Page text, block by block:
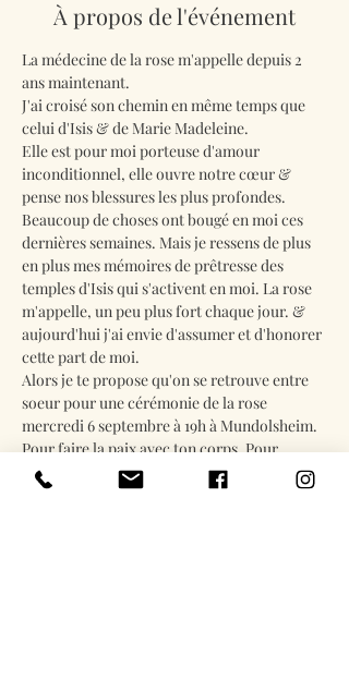
À propos de l'événement
La médecine de la rose m'appelle depuis 2
ans maintenant.
J'ai croisé son chemin en même temps que
celui d'Isis & de Marie Madeleine.
Elle est pour moi porteuse d'amour
inconditionnel, elle ouvre notre cœur &
pense nos blessures les plus profondes.
Beaucoup de choses ont bougé en moi ces
dernières semaines. Mais je ressens de plus
en plus mes mémoires de prêtresse des
temples d'Isis qui s'activent en moi. La rose
m'appelle, un peu plus fort chaque jour. &
aujourd'hui j'ai envie d'assumer et d'honorer
cette part de moi.
Alors je te propose qu'on se retrouve entre
soeur pour une cérémonie de la rose
mercredi 6 septembre à 19h à Mundolsheim.
Pour faire la paix avec ton corps. Pour
renouer avec ta sensualité. Pour mettre un
baume d'amour sur tes blocages en lien avec